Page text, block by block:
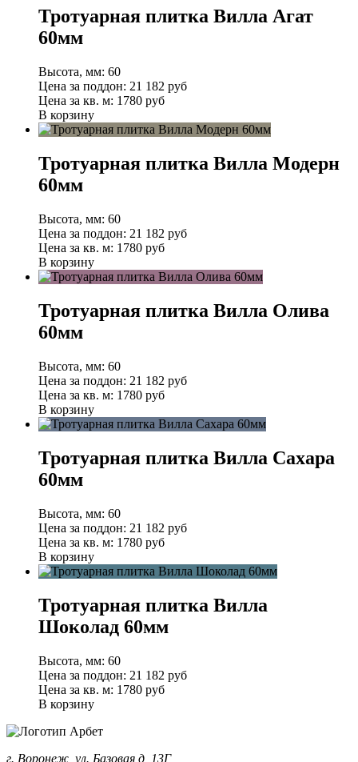
Тротуарная плитка Вилла Агат
60мм
Высота, мм: 60
Цена за поддон: 21 182 руб
Цена за кв. м: 1780 руб
В корзину
Тротуарная плитка Вилла Модерн
60мм
Высота, мм: 60
Цена за поддон: 21 182 руб
Цена за кв. м: 1780 руб
В корзину
Тротуарная плитка Вилла Олива
60мм
Высота, мм: 60
Цена за поддон: 21 182 руб
Цена за кв. м: 1780 руб
В корзину
Тротуарная плитка Вилла Сахара
60мм
Высота, мм: 60
Цена за поддон: 21 182 руб
Цена за кв. м: 1780 руб
В корзину
Тротуарная плитка Вилла
Шоколад 60мм
Высота, мм: 60
Цена за поддон: 21 182 руб
Цена за кв. м: 1780 руб
В корзину
г. Воронеж, ул. Базовая д, 13Г